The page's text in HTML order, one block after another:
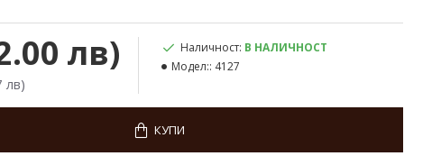
лв)
лв)
Наличност: В НАЛИЧНОСТ
Модел:: 4127
КУПИ